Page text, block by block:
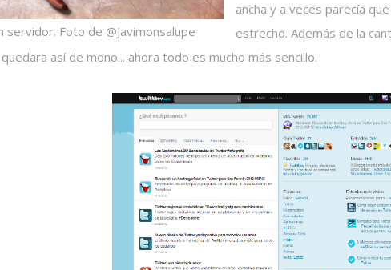
servidor. Foto de @Javimonsalupe
ancha y a veces parecía
estrecho. Además de la
así de mono... ahora todo es mucho más sencillo.